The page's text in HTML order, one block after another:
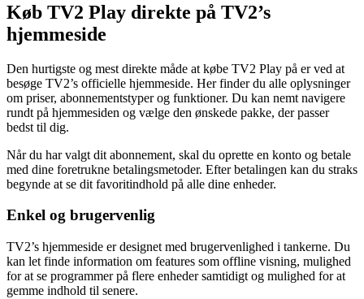
Køb TV2 Play direkte på TV2’s
hjemmeside
Den hurtigste og mest direkte måde at købe TV2 Play på er ved at
besøge TV2’s officielle hjemmeside. Her finder du alle oplysninger
om priser, abonnementstyper og funktioner. Du kan nemt navigere
rundt på hjemmesiden og vælge den ønskede pakke, der passer
bedst til dig.
Når du har valgt dit abonnement, skal du oprette en konto og betale
med dine foretrukne betalingsmetoder. Efter betalingen kan du straks
begynde at se dit favoritindhold på alle dine enheder.
Enkel og brugervenlig
TV2’s hjemmeside er designet med brugervenlighed i tankerne. Du
kan let finde information om features som offline visning, mulighed
for at se programmer på flere enheder samtidigt og mulighed for at
gemme indhold til senere.